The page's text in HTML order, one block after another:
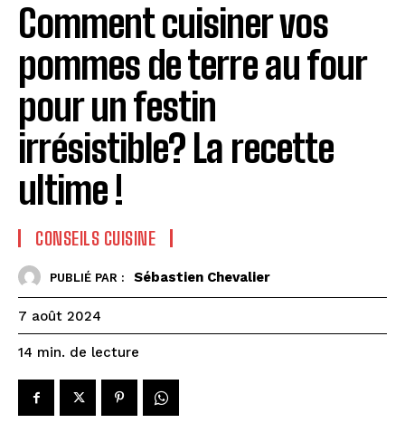
Comment cuisiner vos
pommes de terre au four
pour un festin
irrésistible? La recette
ultime !
CONSEILS CUISINE
PUBLIÉ PAR : Sébastien Chevalier
7 août 2024
14 min. de lecture